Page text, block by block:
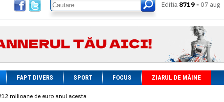
Editia 8719 - 07 aug
FAPT DIVERS SPORT FOCUS ZIARUL DE MÂINE
milioane de euro anul acesta